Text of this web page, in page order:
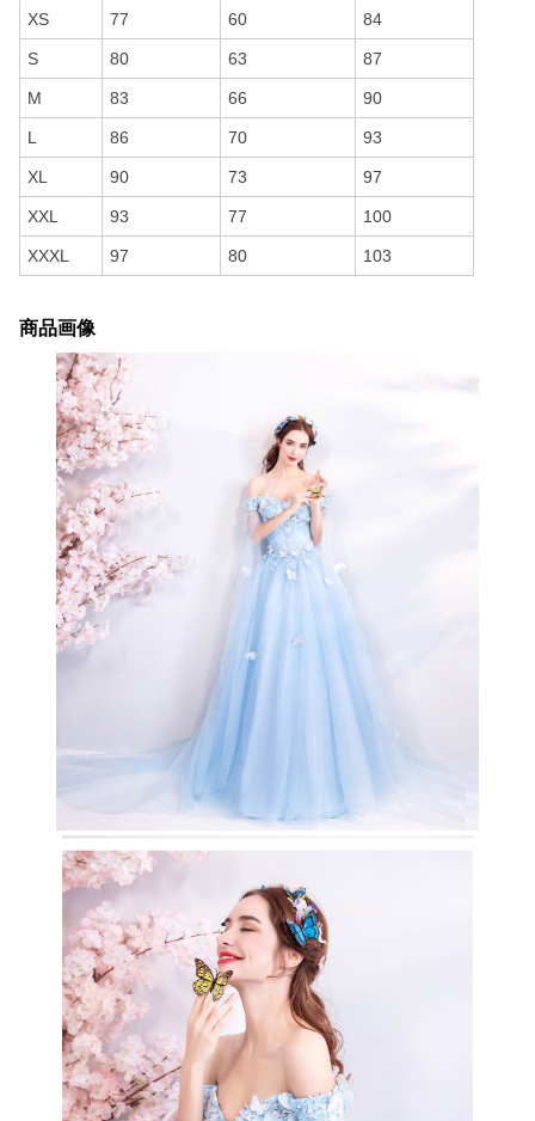
XS 77 60 84
S 80 63 87
M 83 66 90
L 86 70 93
XL 90 73 97
XXL 93 77 100
XXXL 97 80 103
商品画像